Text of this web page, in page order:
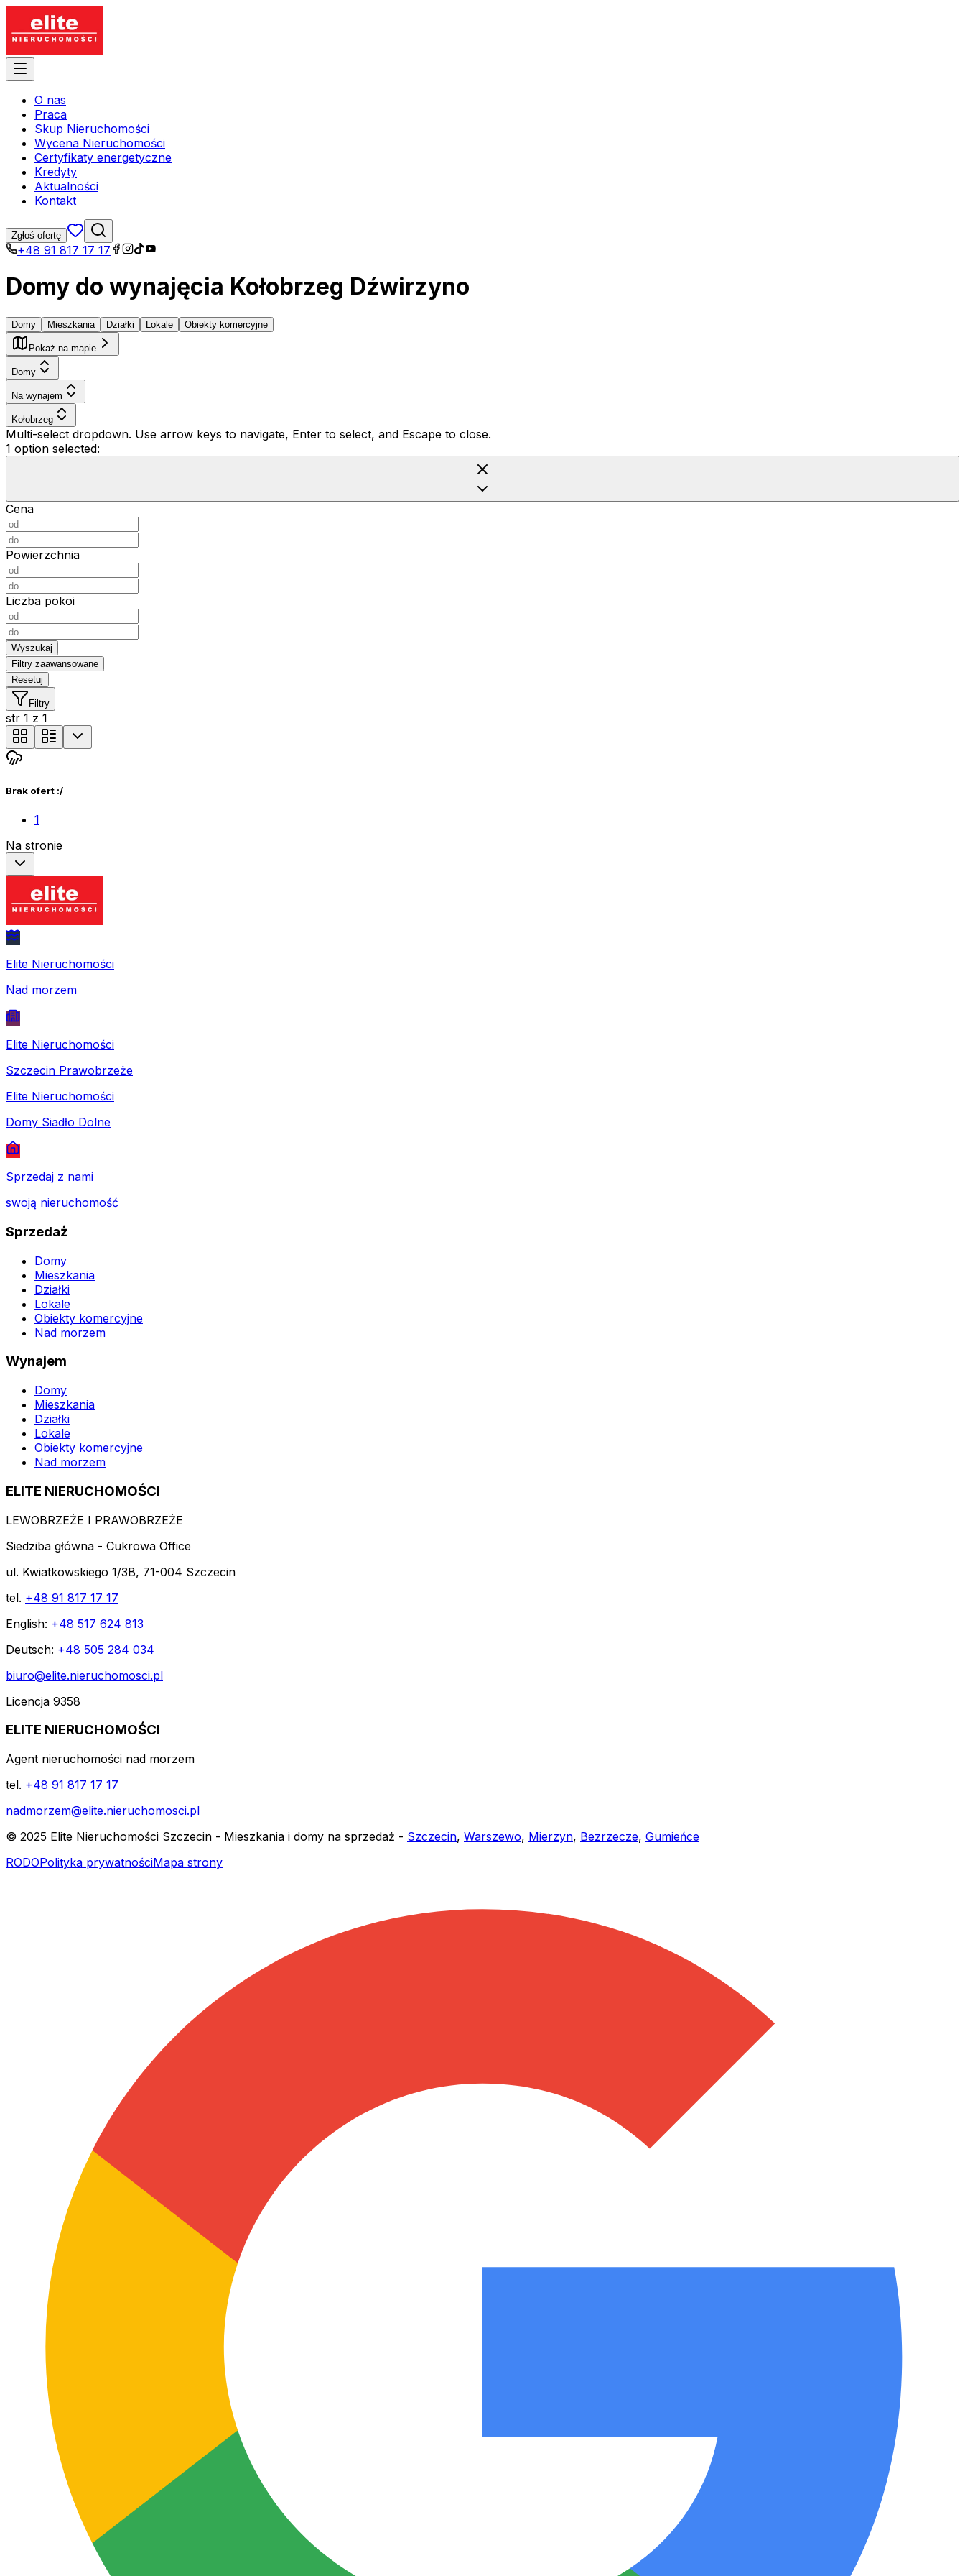
O nas
Praca
Skup Nieruchomości
Wycena Nieruchomości
Certyfikaty energetyczne
Kredyty
Aktualności
Kontakt
Zgłoś ofertę
+48 91 817 17 17
Domy do wynajęcia Kołobrzeg Dźwirzyno
Domy Mieszkania Działki Lokale Obiekty komercyjne
Pokaż na mapie
Domy
Na wynajem
Kołobrzeg
Multi-select dropdown. Use arrow keys to navigate, Enter to select, and Escape to close.
1 option selected:
Cena
Powierzchnia
Liczba pokoi
Wyszukaj
Filtry zaawansowane
Resetuj
Filtry
str 1 z 1
Brak ofert :/
1
Na stronie
Elite Nieruchomości
Nad morzem
Elite Nieruchomości
Szczecin Prawobrzeże
Elite Nieruchomości
Domy Siadło Dolne
Sprzedaj z nami
swoją nieruchomość
Sprzedaż
Domy
Mieszkania
Działki
Lokale
Obiekty komercyjne
Nad morzem
Wynajem
Domy
Mieszkania
Działki
Lokale
Obiekty komercyjne
Nad morzem
ELITE NIERUCHOMOŚCI
LEWOBRZEŻE I PRAWOBRZEŻE
Siedziba główna - Cukrowa Office
ul. Kwiatkowskiego 1/3B, 71-004 Szczecin
tel. +48 91 817 17 17
English: +48 517 624 813
Deutsch: +48 505 284 034
biuro@elite.nieruchomosci.pl
Licencja 9358
ELITE NIERUCHOMOŚCI
Agent nieruchomości nad morzem
tel. +48 91 817 17 17
nadmorzem@elite.nieruchomosci.pl
© 2025 Elite Nieruchomości Szczecin - Mieszkania i domy na sprzedaż - Szczecin, Warszewo, Mierzyn, Bezrzecze, Gumieńce
RODOPolityka prywatnościMapa strony